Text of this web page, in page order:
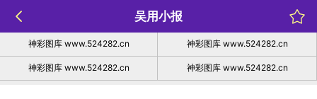
吴用小报
神彩图库 www.524282.cn 神彩图库 www.524282.cn
神彩图库 www.524282.cn 神彩图库 www.524282.cn